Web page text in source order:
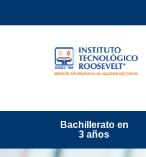
Bachillerato en
3 años